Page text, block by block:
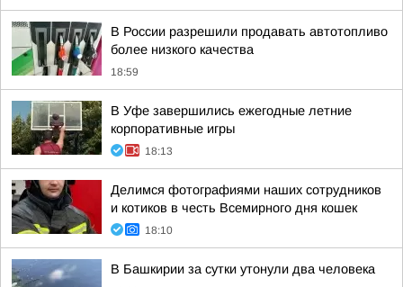
В России разрешили продавать автотопливо
более низкого качества
18:59
В Уфе завершились ежегодные летние
корпоративные игры
18:13
Делимся фотографиями наших сотрудников
и котиков в честь Всемирного дня кошек
18:10
В Башкирии за сутки утонули два человека